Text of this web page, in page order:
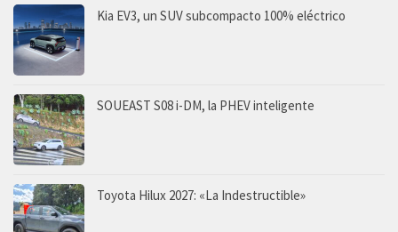
Kia EV3, un SUV subcompacto 100% eléctrico
SOUEAST S08 i-DM, la PHEV inteligente
Toyota Hilux 2027: «La Indestructible»